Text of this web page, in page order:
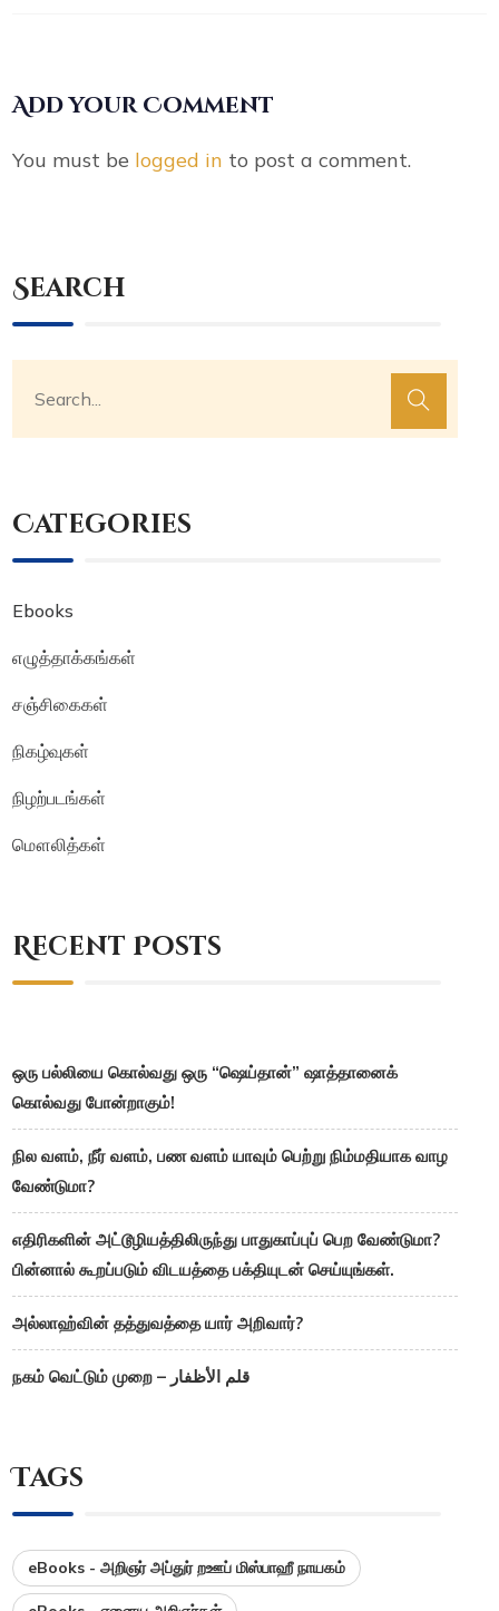
Add your Comment
You must be logged in to post a comment.
Search
Categories
Ebooks
எழுத்தாக்கங்கள்
சஞ்சிகைகள்
நிகழ்வுகள்
நிழற்படங்கள்
மௌலித்கள்
Recent Posts
ஒரு பல்லியை கொல்வது ஒரு “ஷெய்தான்” ஷாத்தானைக்
கொல்வது போன்றாகும்!
நில வளம், நீர் வளம், பண வளம் யாவும் பெற்று நிம்மதியாக வாழ
வேண்டுமா?
எதிரிகளின் அட்டூழியத்திலிருந்து பாதுகாப்புப் பெற வேண்டுமா?
பின்னால் கூறப்படும் விடயத்தை பக்தியுடன் செய்யுங்கள்.
அல்லாஹ்வின் தத்துவத்தை யார் அறிவார்?
நகம் வெட்டும் முறை – قلم الأظفار
Tags
eBooks - அறிஞர் அப்துர் றஊப் மிஸ்பாஹீ நாயகம்